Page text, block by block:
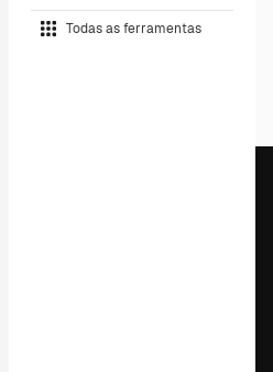
Todas as ferramentas